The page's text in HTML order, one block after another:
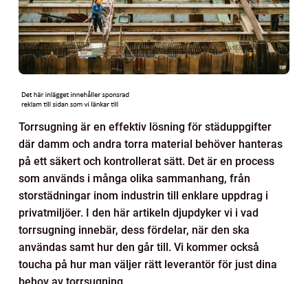
Torrsugning är en effektiv lösning för städuppgifter
där damm och andra torra material behöver hanteras
på ett säkert och kontrollerat sätt. Det är en process
som används i många olika sammanhang, från
storstädningar inom industrin till enklare uppdrag i
privatmiljöer. I den här artikeln djupdyker vi i vad
torrsugning innebär, dess fördelar, när den ska
användas samt hur den går till. Vi kommer också
toucha på hur man väljer rätt leverantör för just dina